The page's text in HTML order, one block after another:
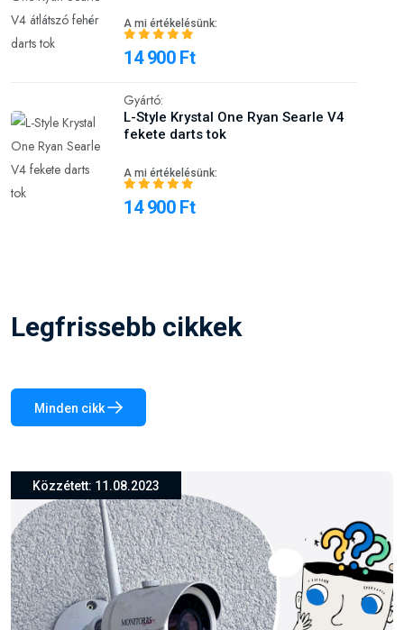
A mi értékelésünk:
14 900 Ft
Gyártó:
L-Style Krystal One Ryan Searle V4
fekete darts tok
A mi értékelésünk:
14 900 Ft
Legfrissebb cikkek
Minden cikk
Közzétett: 26.03.2024